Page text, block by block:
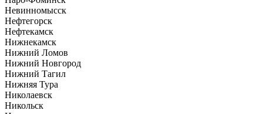
Невинномысск
Нефтегорск
Нефтекамск
Нижнекамск
Нижний Ломов
Нижний Новгород
Нижний Тагил
Нижняя Тура
Николаевск
Никольск